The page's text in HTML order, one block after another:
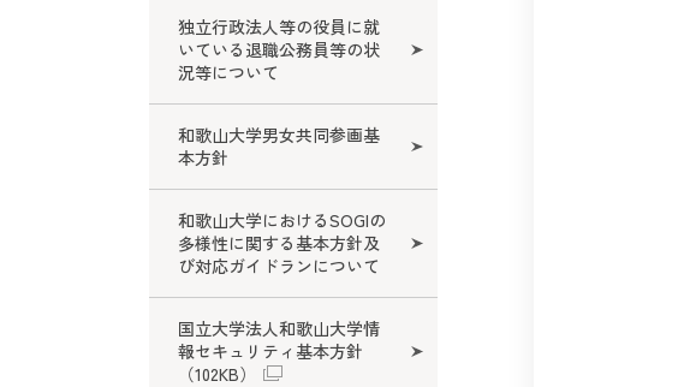
独立行政法人等の役員に就
いている退職公務員等の状
況等について
和歌山大学男女共同参画基
本方針
和歌山大学におけるSOGIの
多様性に関する基本方針及
び対応ガイドランについて
国立大学法人和歌山大学情
報セキュリティ基本方針
（102KB）